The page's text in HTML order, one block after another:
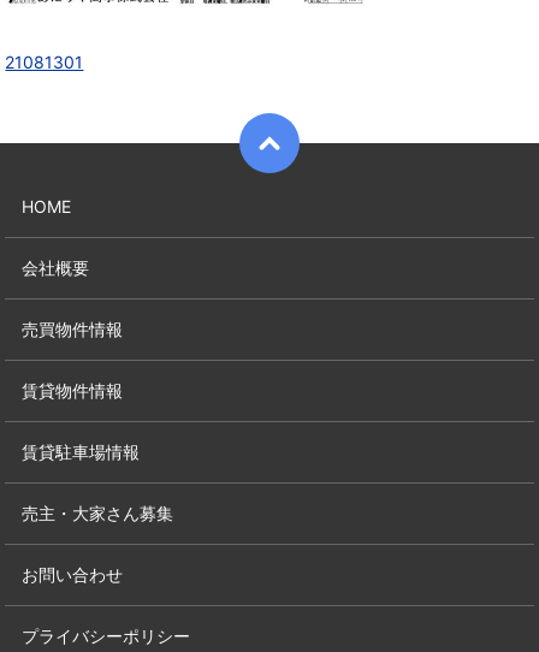
21081301
HOME
会社概要
売買物件情報
賃貸物件情報
賃貸駐車場情報
売主・大家さん募集
お問い合わせ
プライバシーポリシー